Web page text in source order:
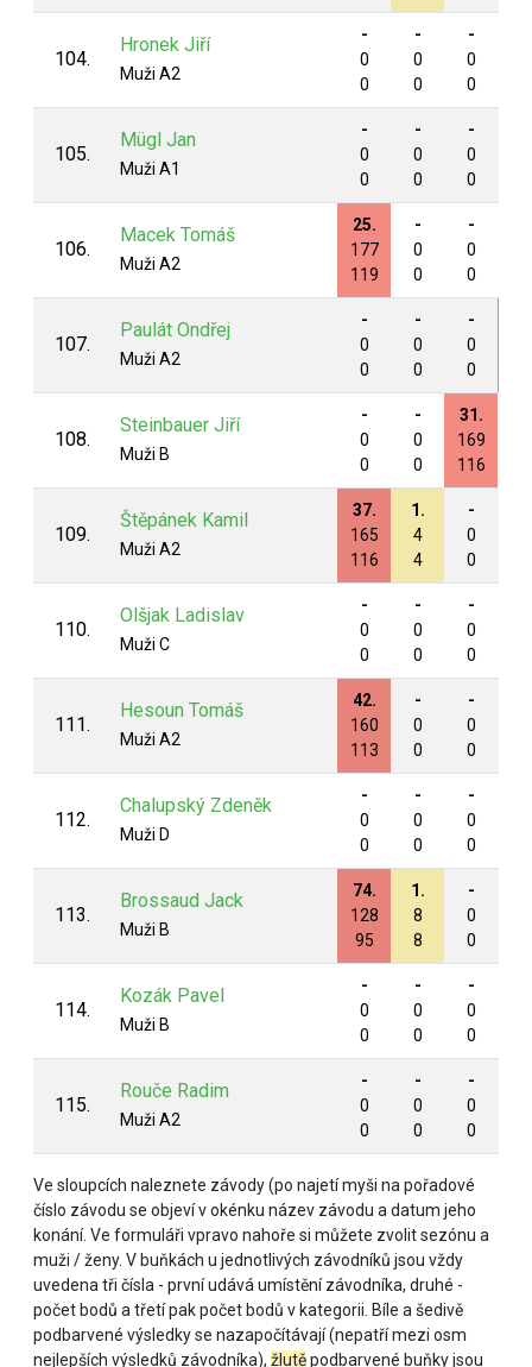
104.
Hronek Jiří
Muži A2
-
0
0
-
0
0
-
0
0
105.
Mügl Jan
Muži A1
-
0
0
-
0
0
-
0
0
106.
Macek Tomáš
Muži A2
25.
177
119
-
0
0
-
0
0
107.
Paulát Ondřej
Muži A2
-
0
0
-
0
0
-
0
0
108.
Steinbauer Jiří
Muži B
-
0
0
-
0
0
31.
169
116
109.
Štěpánek Kamil
Muži A2
37.
165
116
1.
4
4
-
0
0
110.
Olšjak Ladislav
Muži C
-
0
0
-
0
0
-
0
0
111.
Hesoun Tomáš
Muži A2
42.
160
113
-
0
0
-
0
0
112.
Chalupský Zdeněk
Muži D
-
0
0
-
0
0
-
0
0
113.
Brossaud Jack
Muži B
74.
128
95
1.
8
8
-
0
0
114.
Kozák Pavel
Muži B
-
0
0
-
0
0
-
0
0
115.
Rouče Radim
Muži A2
-
0
0
-
0
0
-
0
0
Ve sloupcích naleznete závody (po najetí myši na pořadové
číslo závodu se objeví v okénku název závodu a datum jeho
konání. Ve formuláři vpravo nahoře si můžete zvolit sezónu a
muži / ženy. V buňkách u jednotlivých závodníků jsou vždy
uvedena tři čísla - první udává umístění závodníka, druhé -
počet bodů a třetí pak počet bodů v kategorii. Bíle a šedivě
podbarvené výsledky se nazapočítávají (nepatří mezi osm
nejlepších výsledků závodníka), žlutěpodbarvené buňky jsou